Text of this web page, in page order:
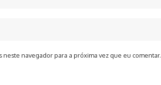
neste navegador para a próxima vez que eu comentar.